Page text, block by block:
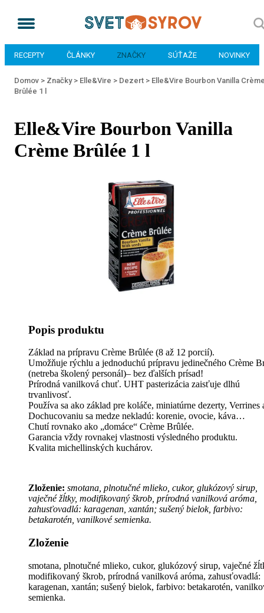
RECEPTY ČLÁNKY ZNAČKY SÚŤAŽE NOVINKY
Domov > Značky > Elle&Vire > Dezert > Elle&Vire Bourbon Vanilla
Brûlée 1 l
Elle&Vire Bourbon Vanilla
Crème Brûlée 1 l
Popis produktu
Základ na prípravu Crème Brûlée (8 až 12 porcií).
Umožňuje rýchlu a jednoduchú prípravu jedinečného Crème
(netreba školený personál)– bez ďalších prísad!
Prírodná vanilková chuť. UHT pasterizácia zaisťuje dlhú
trvanlivosť.
Používa sa ako základ pre koláče, miniatúrne dezerty, Verrines
Dochucovaniu sa medze nekladú: korenie, ovocie, káva…
Chutí rovnako ako „domáce“ Crème Brûlée.
Garancia vždy rovnakej vlastnosti výsledného produktu.
Kvalita michellinských kuchárov.
Zloženie: smotana, plnotučné mlieko, cukor, glukózový sirup,
vaječné žĺtky, modifikovaný škrob, prírodná vanilková aróma,
zahusťovadlá: karagenan, xantán; sušený bielok, farbivo:
betakarotén, vanilkové semienka.
Zloženie
smotana, plnotučné mlieko, cukor, glukózový sirup, vaječné
modifikovaný škrob, prírodná vanilková aróma, zahusťovadlá:
karagenan, xantán; sušený bielok, farbivo: betakarotén,
semienka.